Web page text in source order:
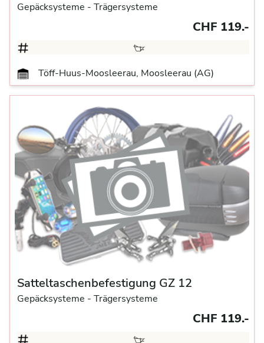
Gepäcksysteme - Trägersysteme
CHF 119.-
Töff-Huus-Moosleerau, Moosleerau (AG)
Satteltaschenbefestigung GZ 12
Gepäcksysteme - Trägersysteme
CHF 119.-